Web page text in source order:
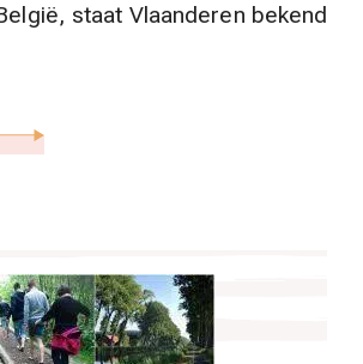
staat Vlaanderen bekend